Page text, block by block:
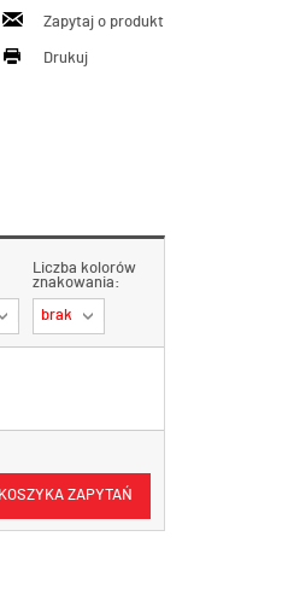
Zapytaj o produkt
Drukuj
ZAPYTAŃ
Liczba kolorów
znakowania:
brak